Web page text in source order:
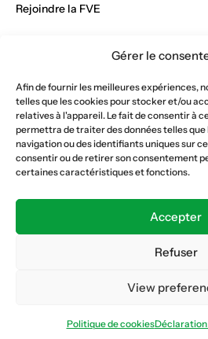
Gérer le
Afin de fournir les meilleures expériences,
telles que les cookies pour stocker et/ou
relatives à l'appareil. Le fait de consentir à
permettra de traiter des données telles
navigation ou des identifiants uniques sur
consentir ou de retirer son consentement
certaines caractéristiques et fonctions.
Accepter
Refuser
View
Politique de cookies
Rejoindre la FVE
Maçonnerie et génie civil
Parqueterie et sols
Menuiserie et bois
Plâtrerie et peinture
Nous suivre
Formation continue
Caisse AVS 66.1
© Copyright 2026 FVE